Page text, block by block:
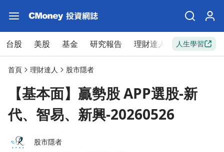
台股 美股 基金 研究報告 理財達人 新手入門
人生學習
首頁 理財達人 股市隱者
【基本面】贏勢股 APP選股-新
代、智易、新興-20260526
股市隱者